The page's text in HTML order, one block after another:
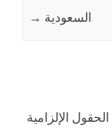
السعودية →
الحقول الإلزامية